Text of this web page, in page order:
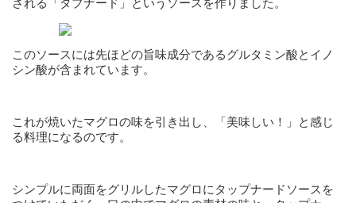
される「タプナード」というソースを作りました。
このソースには先ほどの旨味成分であるグルタミン酸とイノ
シン酸が含まれています。
これが焼いたマグロの味を引き出し、「美味しい！」と感じ
る料理になるのです。
シンプルに両面をグリルしたマグロにタップナードソースを